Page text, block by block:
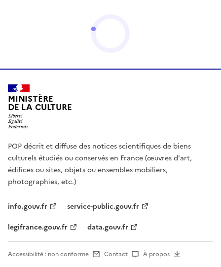
MINISTÈRE
DE LA CULTURE
POP décrit et diffuse des notices scientifiques de biens
culturels étudiés ou conservés en France (œuvres d'art,
édifices ou sites, objets ou ensembles mobiliers,
photographies, etc.)
info.gouv.fr
service-public.gouv.fr
legifrance.gouv.fr
data.gouv.fr
Accessibilité : non conforme Contact À propos